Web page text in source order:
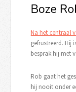
Boze
Na het centraal
gefrustreerd. Hij
besprak hij met
Rob gaat het
hij nooit onder